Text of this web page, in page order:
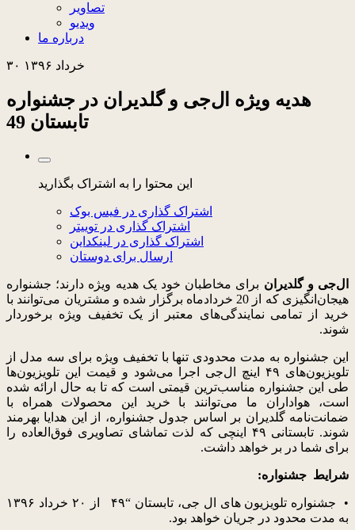
تصاویر
ویدیو
درباره ما
۳۰ خرداد ۱۳۹۶
هدیه ویژه ال‌جی و گلدیران در جشنواره
تابستان 49
این محتوا را به اشتراک بگذارید
اشتراک گذاری در فیس بوک
اشتراک گذاری در توییتر
اشتراک گذاری در لینکداین
ارسال برای دوستان
ال‌جی و گلدیران برای مخاطبان خود یک هدیه ویژه دارند؛ جشنواره
هیجان‌انگیزی که از 20 خردادماه برگزار شده و مشتریان می‌توانند با
خرید از تمامی نمایندگی‌های معتبر از یک تخفیف ویژه برخوردار
شوند.
این جشنواره به مدت محدودی تنها با تخفیف ویژه‌ برای سه مدل از
تلویزیون‌های ۴۹ اینچ ال‌جی اجرا می‌شود و قیمت این تلویزیون‌ها
طی این جشنواره مناسب‌ترین قیمتی است که تا به حال ارائه شده
است، هواداران ما می‌توانند با خرید این محصولات همراه با
ضمانت‌نامه گلدیران بر اساس جدول جشنواره، از این هدایا بهرمند
شوند. تابستانی ۴۹ اینچی که لذت تماشای تصاویری فوق‌العاده را
برای شما در بر خواهد داشت.
شرایط جشنواره:
• جشنواره تلویزیون های ال جی، تابستان “۴۹ از ۲۰ خرداد ۱۳۹۶
به مدت محدود در جریان خواهد بود.